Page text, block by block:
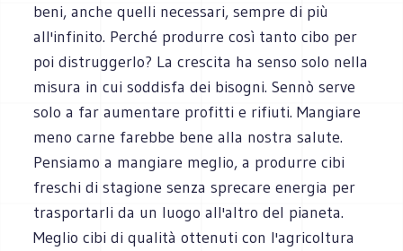
beni, anche quelli necessari, sempre di più
all'infinito. Perché produrre così tanto cibo per
poi distruggerlo? La crescita ha senso solo nella
misura in cui soddisfa dei bisogni. Sennò serve
solo a far aumentare profitti e rifiuti. Mangiare
meno carne farebbe bene alla nostra salute.
Pensiamo a mangiare meglio, a produrre cibi
freschi di stagione senza sprecare energia per
trasportarli da un luogo all'altro del pianeta.
Meglio cibi di qualità ottenuti con l'agricoltura